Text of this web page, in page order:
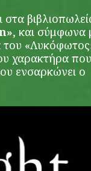
, και σύμφωνα
του
χαρακτήρα που
ενσαρκώνει ο